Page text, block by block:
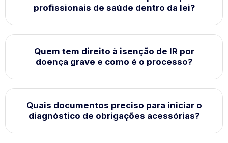
Emissão e organização de notas fiscais
Apoio no planejamento financeiro e
profissionais de saúde dentro da lei?
Simples Nacional:possibilidade de
Quem tem direito à isenção de IR por
doença grave e como é o processo?
Quais documentos preciso para iniciar o
diagnóstico de obrigações acessórias?